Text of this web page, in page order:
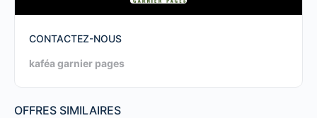
CONTACTEZ-NOUS
kaféa garnier pages
OFFRES SIMILAIRES